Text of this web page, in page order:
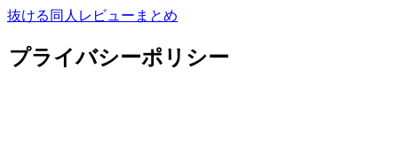
抜ける同人レビューまとめ
プライバシーポリシー